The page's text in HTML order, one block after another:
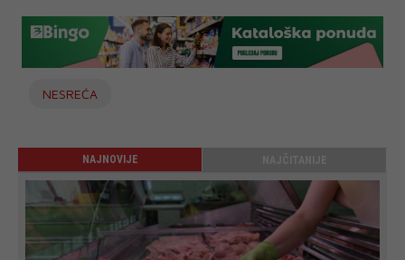
NESREĆA
NAJNOVIJE